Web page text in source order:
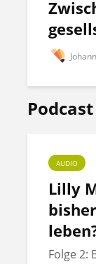
Podcast
AUDIO
Lilly
Folge 2: